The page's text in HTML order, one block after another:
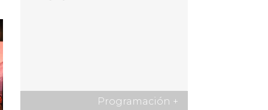
Programación +